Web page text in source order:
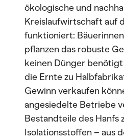
ökologische und
Kreislaufwirtschaft auf
funktioniert:
pflanzen das robuste
keinen Dünger
die Ernte zu
Gewinn verkaufen
angesiedelte Betriebe
Bestandteile des Hanfs
Isolationsstoffen – aus